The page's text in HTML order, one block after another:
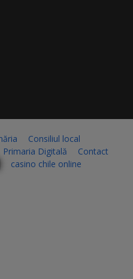
Consiliul local
Primaria Digitală
Contact
casino chile online